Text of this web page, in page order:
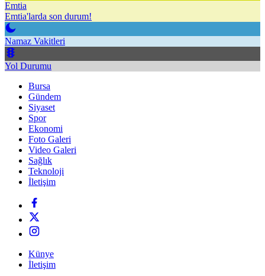
Emtia
Emtia'larda son durum!
Namaz Vakitleri
Yol Durumu
Bursa
Gündem
Siyaset
Spor
Ekonomi
Foto Galeri
Video Galeri
Sağlık
Teknoloji
İletişim
Künye
İletişim